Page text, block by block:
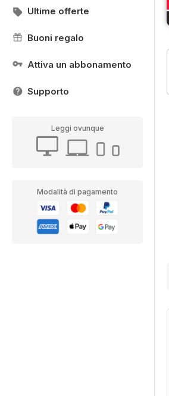
Ultime offerte
Buoni regalo
Attiva un abbonamento
Supporto
Leggi ovunque
Modalità di pagamento